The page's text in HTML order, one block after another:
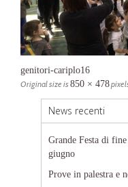
genitori-cariplo16
Original size is850 × 478
News recenti
Grande Festa di
giugno
Prove in palestra e